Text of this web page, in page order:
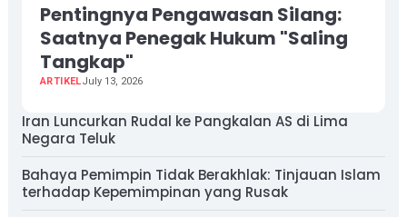
Pentingnya Pengawasan Silang:
Saatnya Penegak Hukum "Saling
Tangkap"
ARTIKELJuly 13, 2026
Iran Luncurkan Rudal ke Pangkalan AS di Lima
Negara Teluk
Bahaya Pemimpin Tidak Berakhlak: Tinjauan Islam
terhadap Kepemimpinan yang Rusak